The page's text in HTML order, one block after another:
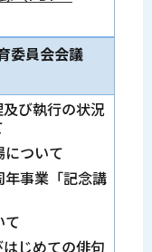
委員会会議
び執行の状況
ついて
事業「記念講
て
じめての俳句